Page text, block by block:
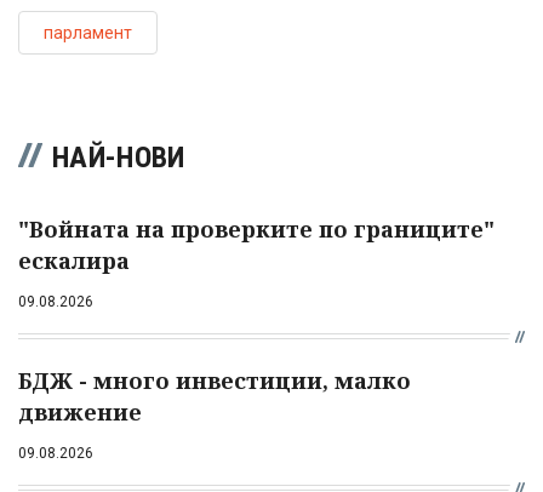
парламент
НАЙ-НОВИ
"Войната на проверките по границите"
ескалира
09.08.2026
БДЖ - много инвестиции, малко
движение
09.08.2026